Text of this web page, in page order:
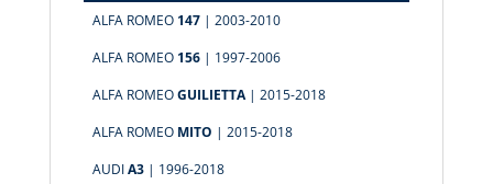
ALFA ROMEO 147| 2003-2010
ALFA ROMEO 156| 1997-2006
ALFA ROMEOGUILIETTA| 2015-2018
ALFA ROMEO MITO | 2015-2018
AUDIA3| 1996-2018